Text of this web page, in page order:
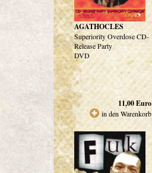
AGATHOCLES
Superiority Overdose CD-
Release Party
DVD
11,00Euro
in den Warenkorb